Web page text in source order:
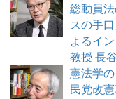
総動員
スの手
よるイ
教授 長
憲法学
民党改